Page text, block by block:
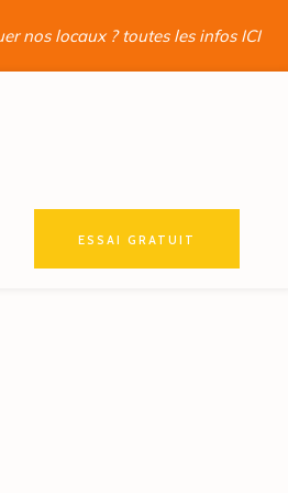
nos locaux ? toutes les infos ICI
ESSAI GRATUIT